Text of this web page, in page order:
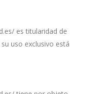
es titularidad de
uso exclusivo está